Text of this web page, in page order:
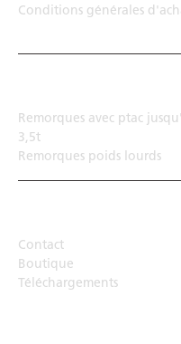
Conditions générales
Remorques avec ptac
3,5t
Remorques poids lourds
Contact
Boutique
Téléchargements